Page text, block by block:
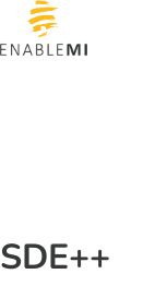
Skip to content
SDE++